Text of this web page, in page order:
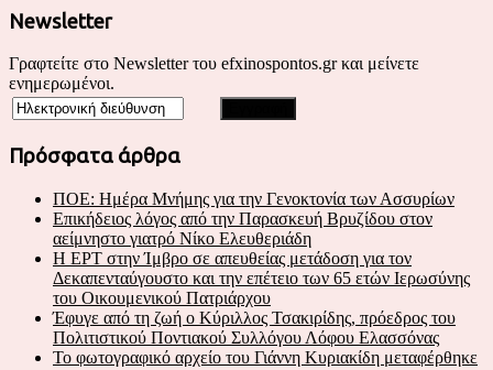
Newsletter
Γραφτείτε στο Newsletter του efxinospontos.gr και μείνετε
ενημερωμένοι.
Πρόσφατα άρθρα
ΠΟΕ: Ημέρα Μνήμης για την Γενοκτονία των Ασσυρίων
Επικήδειος λόγος από την Παρασκευή Βρυζίδου στον
αείμνηστο γιατρό Νίκο Ελευθεριάδη
Η ΕΡΤ στην Ίμβρο σε απευθείας μετάδοση για τον
Δεκαπενταύγουστο και την επέτειο των 65 ετών Ιερωσύνης
του Οικουμενικού Πατριάρχου
Έφυγε από τη ζωή ο Κύριλλος Τσακιρίδης, πρόεδρος του
Πολιτιστικού Ποντιακού Συλλόγου Λόφου Ελασσόνας
Το φωτογραφικό αρχείο του Γιάννη Κυριακίδη μεταφέρθηκε